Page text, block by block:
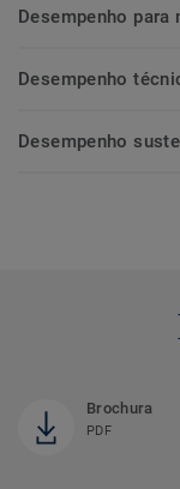
Desempenho para
Desempenho
Desempenho
Brochura
PDF